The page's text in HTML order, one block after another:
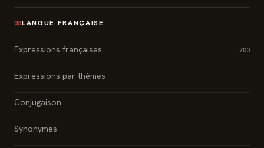
03LANGUE FRANÇAISE
Expressions françaises 700
Expressions par thèmes
Conjugaison
Synonymes